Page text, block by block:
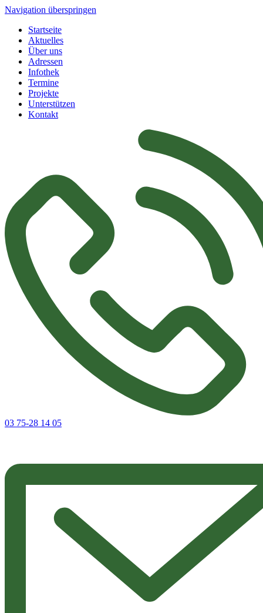
Navigation überspringen
Startseite
Aktuelles
Über uns
Adressen
Infothek
Termine
Projekte
Unterstützen
Kontakt
03 75-28 14 05